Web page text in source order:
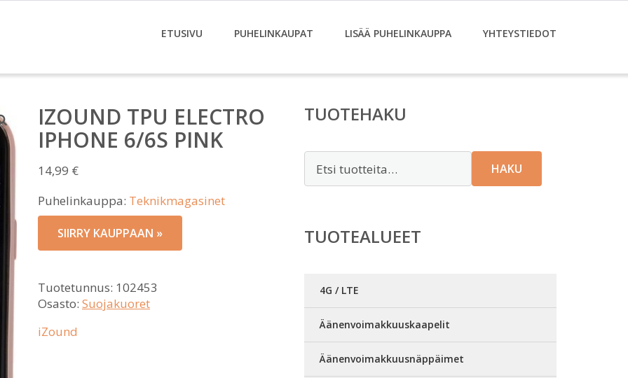
ETUSIVU PUHELINKAUPAT LISÄÄ PUHELINKAUPPA YHTEYSTIEDOT
IZOUND TPU ELECTRO
IPHONE 6/6S PINK
14,99 €
Puhelinkauppa: Teknikmagasinet
SIIRRY KAUPPAAN »
Tuotetunnus: 102453
Osasto: Suojakuoret
iZound
TUOTEHAKU
HAKU
TUOTEALUEET
4G / LTE
Äänenvoimakkuuskaapelit
Äänenvoimakkuusnäppäimet